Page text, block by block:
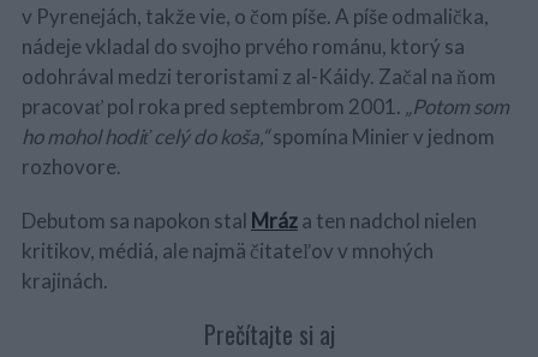
v Pyrenejách, takže vie, o čom píše. A píše odmalička,
nádeje vkladal do svojho prvého románu, ktorý sa
odohrával medzi teroristami z al-Káidy. Začal na ňom
pracovať pol roka pred septembrom 2001. „Potom som
ho mohol hodiť celý do koša,“spomína Minier v jednom
rozhovore.
Debutom sa napokon stal Mráza ten nadchol nielen
kritikov, médiá, ale najmä čitateľov v mnohých
krajinách.
Prečítajte si aj